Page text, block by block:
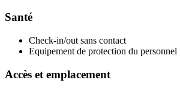
Santé
Check-in/out sans contact
Equipement de protection du personnel
Accès et emplacement